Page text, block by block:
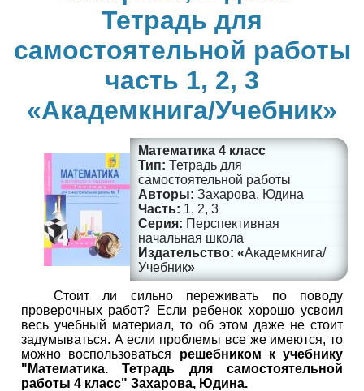
Тетрадь для
самостоятельной работы
часть 1, 2, 3
«Академкнига/Учебник»
Математика 4 класс
Тетрадь для
самостоятельной работы
Захарова, Юдина
1, 2, 3
Перспективная
начальная школа
Академкнига/
Учебник
Стоит ли сильно переживать по поводу
проверочных работ? Если ребенок хорошо усвоил
весь учебный материал, то об этом даже не стоит
задумываться. А если проблемы все же имеются, то
можно воспользоваться решебником к учебнику
"Математика. Тетрадь для самостоятельной
работы 4 класс" Захарова, Юдина.